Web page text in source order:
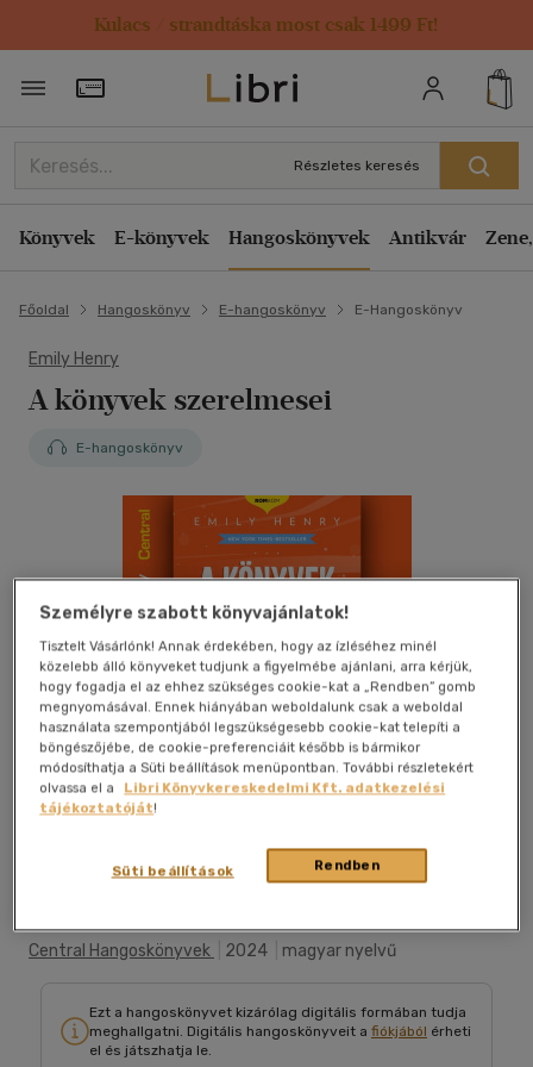
Kulacs / strandtáska most csak 1499 Ft!
Törzsvásárlói Kártya adatai
Részletes keresés
Könyvek E-könyvek Hangoskönyvek Antikvár
Főoldal Hangoskönyv E-hangoskönyv E-Hangoskönyv
Emily Henry
A könyvek szerelmesei
E-hangoskönyv
Belehallgatok Kívánságlistához adom
Central Hangoskönyvek 2024 magyar nyelvű
Ezt a hangoskönyvet kizárólag digitális formában tudja
meghallgatni. Digitális hangoskönyveit a fiókjából érheti
el és játszhatja le.
Személyre szabott könyvajánlatok!
Tisztelt Vásárlónk! Annak érdekében, hogy az ízléséhez minél
közelebb álló könyveket tudjunk a figyelmébe ajánlani, arra kérjük,
hogy fogadja el az ehhez szükséges cookie-kat a „Rendben” gomb
megnyomásával. Ennek hiányában weboldalunk csak a weboldal
használata szempontjából legszükségesebb cookie-kat telepíti a
böngészőjébe, de cookie-preferenciáit később is bármikor
módosíthatja a Süti beállítások menüpontban. További részletekért
olvassa el a
Libri Könyvkereskedelmi Kft. adatkezelési
tájékoztatóját!
Rendben
Süti beállítások